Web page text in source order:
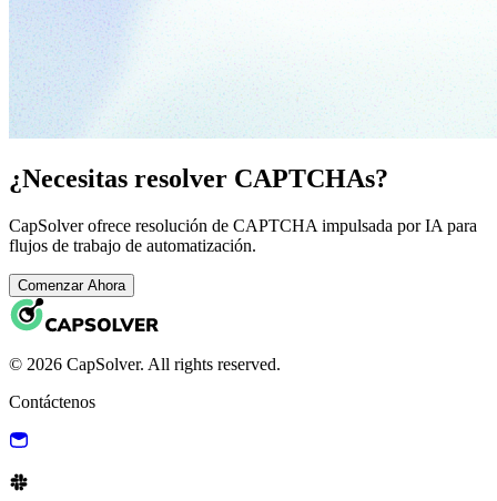
¿Necesitas resolver CAPTCHAs?
CapSolver ofrece resolución de CAPTCHA impulsada por IA para
flujos de trabajo de automatización.
Comenzar Ahora
© 2026 CapSolver. All rights reserved.
Contáctenos